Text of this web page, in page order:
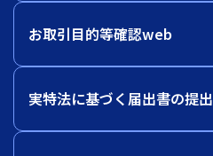
お取引目的等確認web
実特法に基づく届出書の提出